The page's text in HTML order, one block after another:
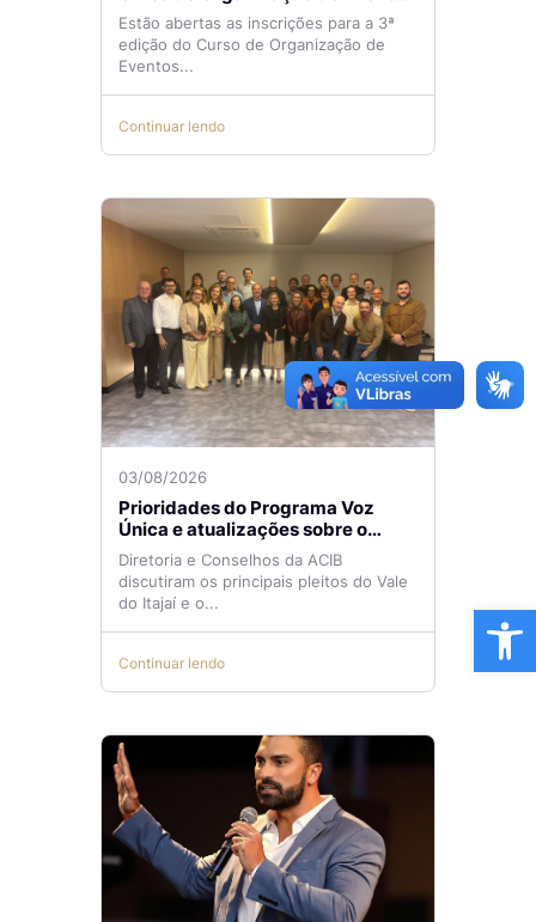
Lilian Ribeiro
Estão abertas as inscrições para a 3ª
edição do Curso de Organização de
Eventos...
Continuar lendo
03/08/2026
Prioridades do Programa Voz
Única e atualizações sobre o
Aeroporto de Navegantes são
temas de reunião na ACIB
Diretoria e Conselhos da ACIB
discutiram os principais pleitos do Vale
do Itajaí e o...
Continuar lendo